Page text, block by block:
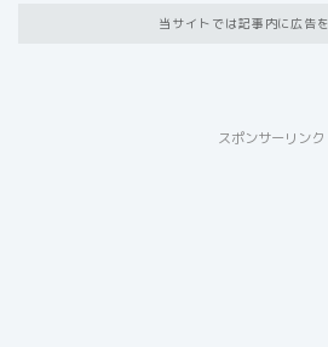
当サイトでは記事内に広告
スポンサーリンク